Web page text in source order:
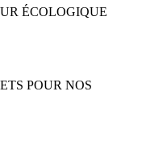
ÉCOLOGIQUE
POUR NOS